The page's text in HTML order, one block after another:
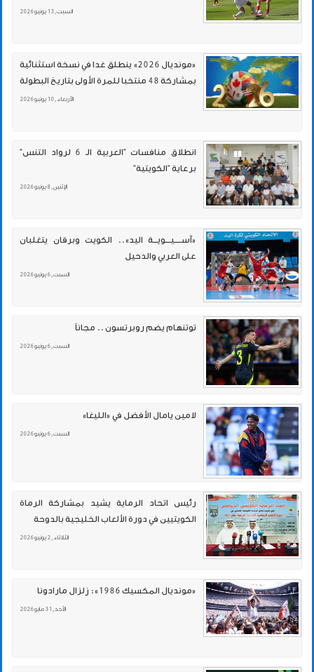
السبت , 13 يونيو 2026
«مونديال 2026» ينطلق غدا في نسخة استثنائية
بمشاركة 48 منتخبا للمرة الأولى بتاريخ البطولة
الأربعاء , 10 يونيو 2026
انطلاق منافسات "العربية الـ 6 لرواد التنس"
برعاية "الكويتية"
الإثنين , 8 يونيو 2026
«آســـــيــــويـــة اليد».. الكويت وبرقان يتغلبان
على العربي والدحيل
السبت , 6 يونيو 2026
توتنهام يضم روبرتسون .. مجاناً
السبت , 6 يونيو 2026
لامين يامال الأفضل في «الليغا»
السبت , 6 يونيو 2026
رئيس اتحاد الرماية يشيد بمشاركة الرماة
الكويتيين في دورة الألعاب الخليجية بالدوحة
الثلاثاء , 2 يونيو 2026
«مونديال المكسيك 1986»: زلزال مارادونا
الأحد , 31 مايو 2026